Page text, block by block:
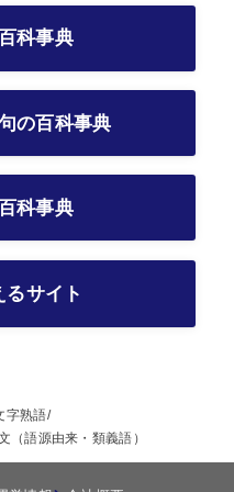
科事典
の百科事典
科事典
サイト
字熟語
（語源由来・類義語）